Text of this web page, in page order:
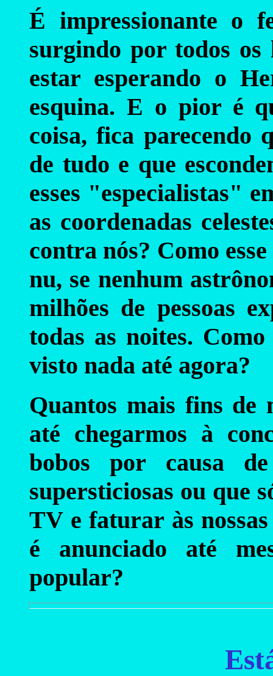
É impressionante o
surgindo por todos os
estar esperando o
esquina. E o pior é
coisa, fica parecendo
de tudo e que
esses "especialistas"
as coordenadas
contra nós? Como
nu, se nenhum
milhões de pessoas
todas as noites.
visto nada até agora?
Quantos mais fins de
até chegarmos à
bobos por causa de
supersticiosas ou que
TV e faturar às
é anunciado até
popular?